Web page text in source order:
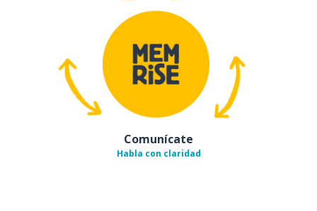
Comunícate
Habla con claridad